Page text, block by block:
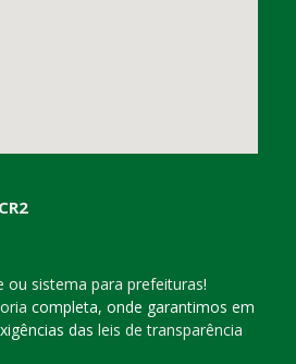
ou sistema para prefeituras!
completa, onde garantimos em
das leis de transparência